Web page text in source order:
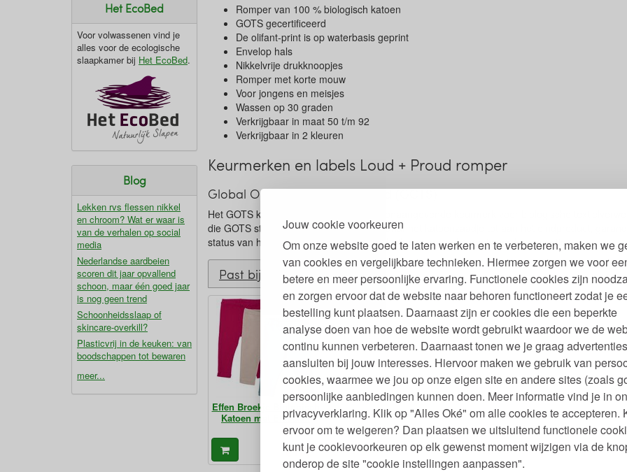
Jouw cookie voorkeuren
Om onze website goed te laten werken en te verbeteren, maken we
van cookies en vergelijkbare technieken. Hiermee zorgen we voor
betere en meer persoonlijke ervaring. Functionele cookies zijn
en zorgen ervoor dat de website naar behoren functioneert zodat je
bestelling kunt plaatsen. Daarnaast zijn er cookies die een beperkte
analyse doen van hoe de website wordt gebruikt waardoor we de
continu kunnen verbeteren. Daarnaast tonen we je graag
aansluiten bij jouw interesses. Hiervoor maken we gebruik van
cookies, waarmee we jou op onze eigen site en andere sites (zoals
persoonlijke aanbiedingen kunnen doen. Meer informatie vind je in
privacyverklaring. Klik op "Alles Oké" om alle cookies te accepteren.
ervoor om te weigeren? Dan plaatsen we uitsluitend functionele
kunt je cookievoorkeuren op elk gewenst moment wijzigen via de
onderop de site "cookie instellingen aanpassen".
Het EcoBed
Voor volwassenen vind je
alles voor de ecologische
slaapkamer bij Het EcoBed.
Blog
Lekken rvs flessen nikkel
en chroom? Wat er waar is
van de verhalen op social
media
Nederlandse aardbeien
scoren dit jaar opvallend
schoon, maar één goed jaar
is nog geen trend
Schoonheidsslaap of
skincare-overkill?
Plasticvrij in de keuken: van
boodschappen tot bewaren
meer...
Romper van 100 % biologisch katoen
GOTS gecertificeerd
De olifant-print is op waterbasis geprint
Envelop hals
Nikkelvrije drukknoopjes
Romper met korte mouw
Voor jongens en meisjes
Wassen op 30 graden
Verkrijgbaar in maat 50 t/m 92
Verkrijgbaar in 2 kleuren
Keurmerken en labels Loud + Proud romper
Global Organic Textile Standard (GOTS)
Het GOTS keurmerk is wereldwijd het toonaangevende keurmerk voor biologische
die GOTS stelt aan de volledige keten, vanaf het katoenzaadje tot aan het eindproduct,
status van het textiel en een milieuvriendelijke en sociaal verantwoorde productie.
Past bij
Effen Broekje Biologisch
Katoen met Elastaan
€19,95